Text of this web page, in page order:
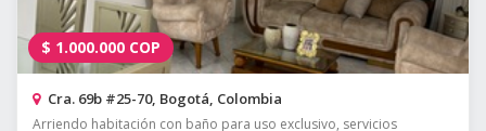
$ 1.000.000 COP
Cra. 69b #25-70, Bogotá, Colombia
Arriendo habitación con baño para uso exclusivo, servicios